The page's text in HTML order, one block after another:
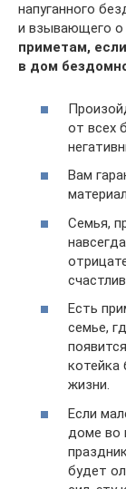
напуганного
и взывающего
приметам,
в дом
от всех
Вам
Семья,
Есть
семье,
котейка
жизни.
Если
доме во
будет